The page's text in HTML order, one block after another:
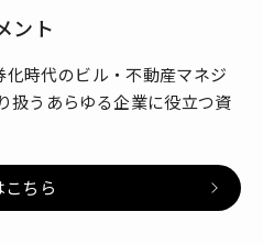
ント
時代のビル・不動産マネジ
扱うあらゆる企業に役立つ資
ちら